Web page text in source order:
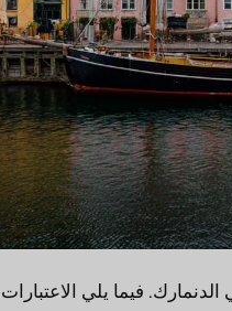
فيما يلي